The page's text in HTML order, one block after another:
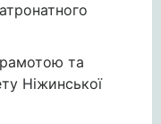
та
Ніжинської